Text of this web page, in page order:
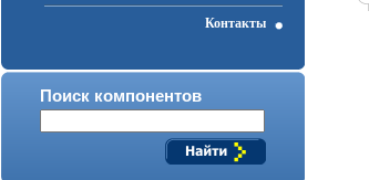
Контакты
Поиск компонентов